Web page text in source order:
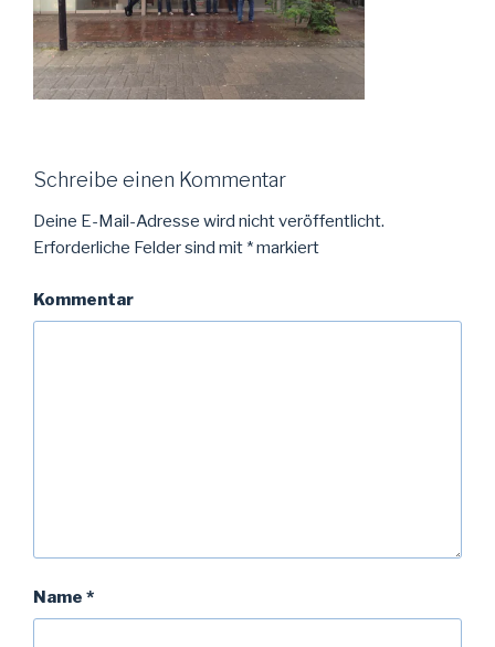
Schreibe einen Kommentar
Deine E-Mail-Adresse wird nicht veröffentlicht.
Erforderliche Felder sind mit *markiert
Kommentar
Name *